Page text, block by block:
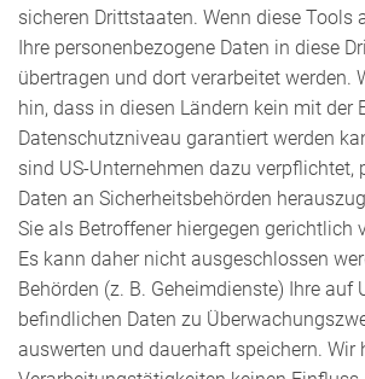
sicheren Drittstaaten. Wenn diese Tools
Ihre personenbezogene Daten in diese
übertragen und dort verarbeitet werden.
hin, dass in diesen Ländern kein mit der
Datenschutzniveau garantiert werden
sind US-Unternehmen dazu verpflichtet,
Daten an Sicherheitsbehörden
Sie als Betroffener hiergegen gerichtlich
Es kann daher nicht ausgeschlossen
Behörden (z. B. Geheimdienste) Ihre auf
befindlichen Daten zu
auswerten und dauerhaft speichern. Wir